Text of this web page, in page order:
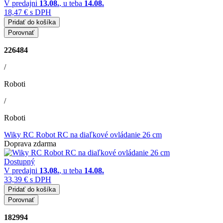
V predajni 13.08., u teba 14.08.
18,47 € s DPH
Pridať do košíka
Porovnať
226484
/
Roboti
/
Roboti
Wiky RC Robot RC na diaľkové ovládanie 26 cm
Doprava zdarma
Dostupný
V predajni 13.08., u teba 14.08.
33,39 € s DPH
Pridať do košíka
Porovnať
182994